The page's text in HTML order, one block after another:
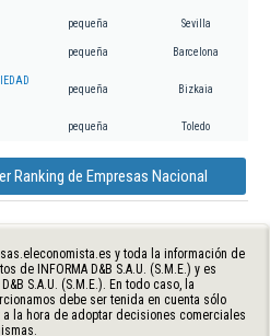
pequeña Sevilla
pequeña Barcelona
pequeña Bizkaia
pequeña Toledo
Ranking de Empresas Nacional
y toda la información de
de INFORMA D&B S.A.U. (S.M.E.) y es
S.A.U. (S.M.E.). En todo caso, la
debe ser tenida en cuenta sólo
la hora de adoptar decisiones comerciales